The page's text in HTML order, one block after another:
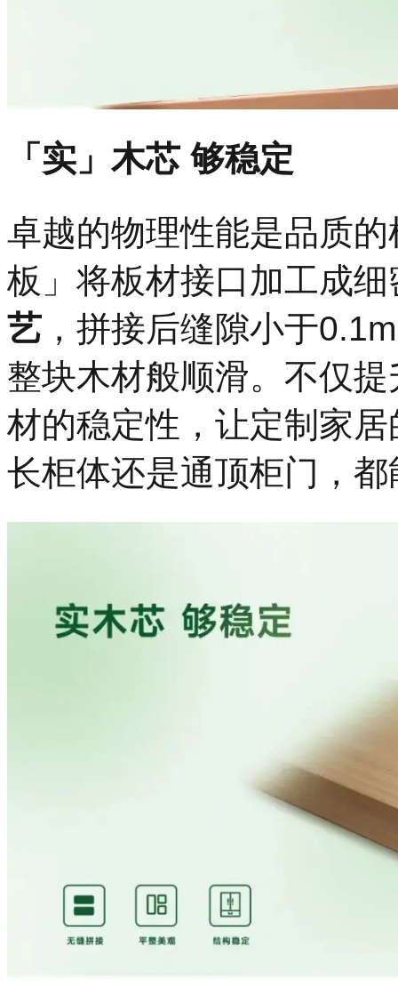
「实」木芯 够稳定
卓越的物理性能是品质
板」将板材接口加工成细
艺，拼接后缝隙小于
整块木材般顺滑。不仅
材的稳定性，让定制家
长柜体还是通顶柜门，